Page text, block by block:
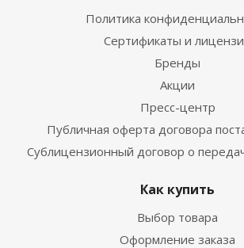
Политика
Сертификаты и
Бренды
Акции
Пресс-центр
Публичная оферта договора
Сублицензионный договор о
Как купить
Выбор товара
Оформление заказа